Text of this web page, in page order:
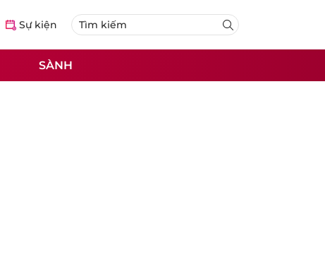
Sự kiện
SÀNH